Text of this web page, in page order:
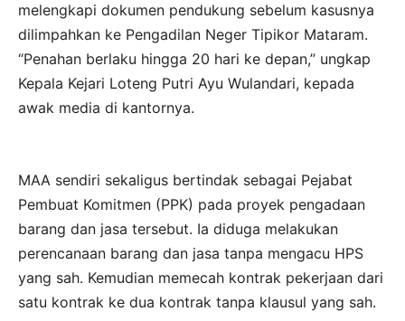
melengkapi dokumen pendukung sebelum kasusnya
dilimpahkan ke Pengadilan Neger Tipikor Mataram.
“Penahan berlaku hingga 20 hari ke depan,” ungkap
Kepala Kejari Loteng Putri Ayu Wulandari, kepada
awak media di kantornya.
MAA sendiri sekaligus bertindak sebagai Pejabat
Pembuat Komitmen (PPK) pada proyek pengadaan
barang dan jasa tersebut. Ia diduga melakukan
perencanaan barang dan jasa tanpa mengacu HPS
yang sah. Kemudian memecah kontrak pekerjaan dari
satu kontrak ke dua kontrak tanpa klausul yang sah.